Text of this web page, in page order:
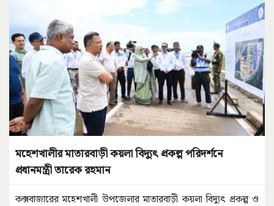
মহেশখালীর মাতারবাড়ী কয়লা বিদ্যুৎ প্রকল্প পরিদর্শনে
প্রধানমন্ত্রী তারেক রহমান
কক্সবাজারের মহেশখালী উপজেলার মাতারবাড়ী কয়লা বিদ্যুৎ প্রকল্প ও